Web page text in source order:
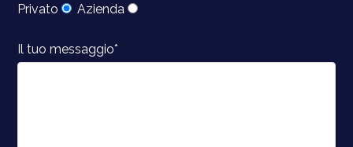
Privato
Azienda
Il tuo messaggio*